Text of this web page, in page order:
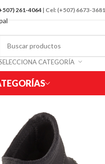
261-4064| Cel: (+507) 6673-3681
CATEGORÍA